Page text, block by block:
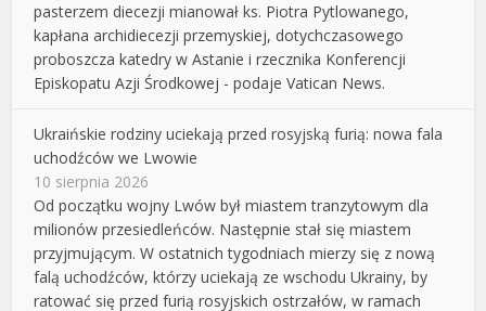
pasterzem diecezji mianował ks. Piotra Pytlowanego,
kapłana archidiecezji przemyskiej, dotychczasowego
proboszcza katedry w Astanie i rzecznika Konferencji
Episkopatu Azji Środkowej - podaje Vatican News.
Ukraińskie rodziny uciekają przed rosyjską furią: nowa fala
uchodźców we Lwowie
10 sierpnia 2026
Od początku wojny Lwów był miastem tranzytowym dla
milionów przesiedleńców. Następnie stał się miastem
przyjmującym. W ostatnich tygodniach mierzy się z nową
falą uchodźców, którzy uciekają ze wschodu Ukrainy, by
ratować się przed furią rosyjskich ostrzałów, w ramach